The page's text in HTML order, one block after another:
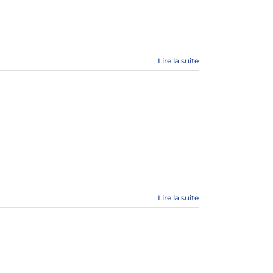
Lire la suite
Lire la suite